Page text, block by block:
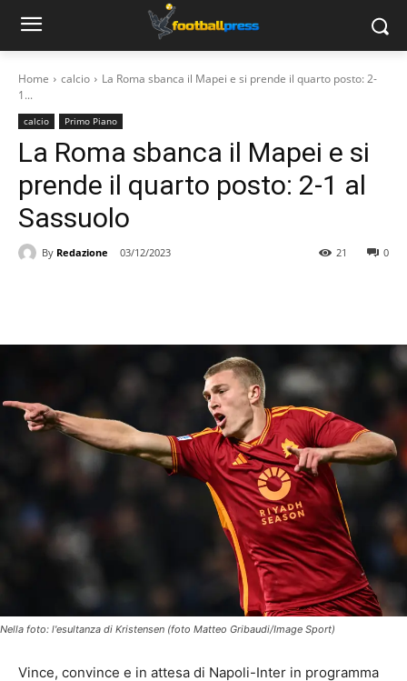
Home calcio
La Roma sbanca il Mapei e si prende il quarto posto: 2-
1...
calcio Primo Piano
La Roma sbanca il Mapei e si
prende il quarto posto: 2-1 al
Sassuolo
By Redazione 03/12/2023 0
21
Nella foto: l'esultanza di Kristensen (foto Matteo Gribaudi/Image Sport)
Vince, convince e in attesa di Napoli-Inter in programma